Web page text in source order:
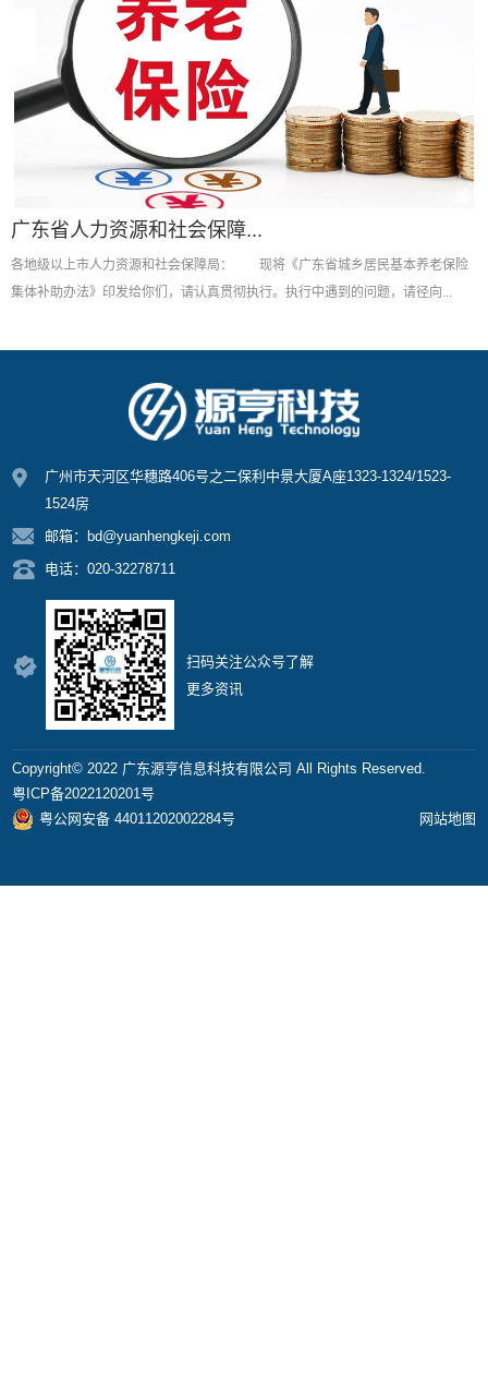
广东省人力资源和社会保障...
各地级以上市人力资源和社会保障局： 现将《广东省城乡居民基本养老保险
集体补助办法》印发给你们，请认真贯彻执行。执行中遇到的问题，请径向...
广州市天河区华穗路406号之二保利中景大厦A座1323-1324/1523-
1524房
邮箱：bd@yuanhengkeji.com
电话：020-32278711
扫码关注公众号了解
更多资讯
Copyright©️ 2022 广东源亨信息科技有限公司 All Rights Reserved.
粤ICP备2022120201号
网站地图
粤公网安备 44011202002284号